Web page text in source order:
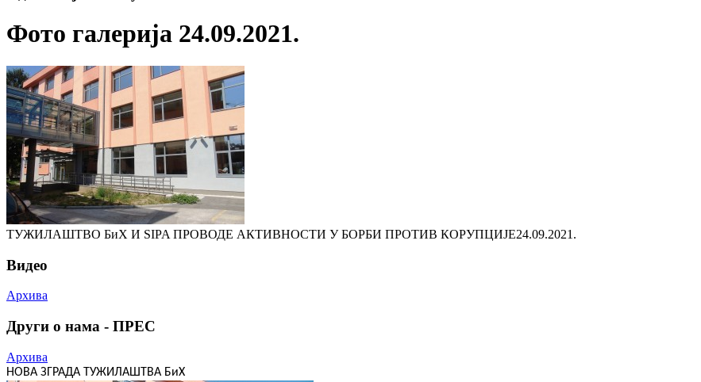
Фото галерија 24.09.2021.
ТУЖИЛАШТВО БиХ И SIPA ПРОВОДЕ АКТИВНОСТИ У БОРБИ ПРОТИВ КОРУПЦИЈЕ24.09.2021.
Видео
Архива
Други о нама - ПРЕС
Архива
НОВА ЗГРАДА ТУЖИЛАШТВА БиХ